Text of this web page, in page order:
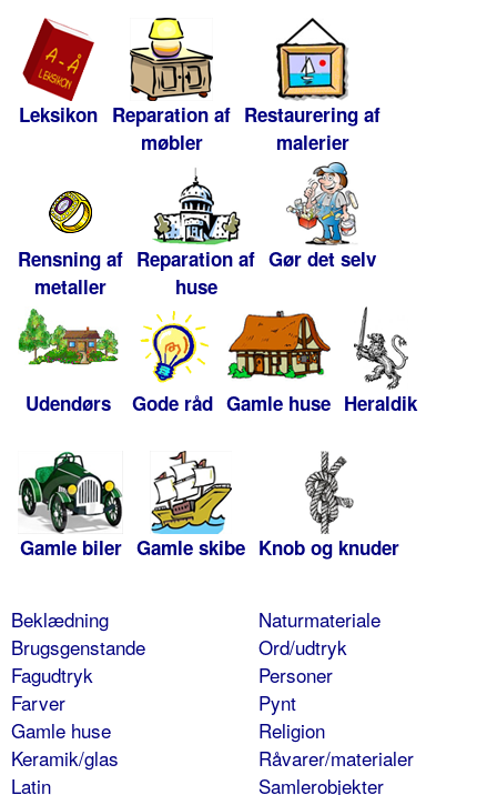
Leksikon Reparation af
møbler
Restaurering af
malerier
Rensning af
metaller
Reparation af
huse
Gør det selv
Udendørs Gode råd Gamle huse Heraldik
Gamle biler Gamle skibe Knob og knuder
Beklædning
Brugsgenstande
Fagudtryk
Farver
Gamle huse
Keramik/glas
Latin
Naturmateriale
Ord/udtryk
Personer
Pynt
Religion
Råvarer/materialer
Samlerobjekter